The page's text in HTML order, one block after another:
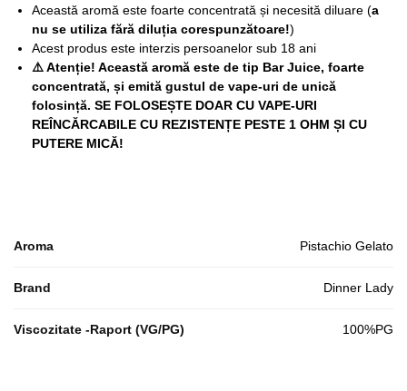
Această aromă este foarte concentrată și necesită diluare (a
nu se utiliza fără diluția corespunzătoare!)
Acest produs este interzis persoanelor sub 18 ani
⚠️ Atenție! Această aromă este de tip Bar Juice, foarte
concentrată, și emită gustul de vape-uri de unică
folosință. SE FOLOSEȘTE DOAR CU VAPE-URI
REÎNCĂRCABILE CU REZISTENȚE PESTE 1 OHM ȘI CU
PUTERE MICĂ!
Aroma Pistachio Gelato
Brand Dinner Lady
Viscozitate -Raport (VG/PG) 100%PG